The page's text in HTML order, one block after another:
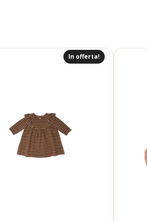
In offerta!